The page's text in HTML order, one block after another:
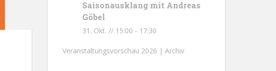
Saisonausklang mit Andreas
Göbel
31. Okt. // 15:00 - 17:30
Veranstaltungsvorschau 2026 | Archiv